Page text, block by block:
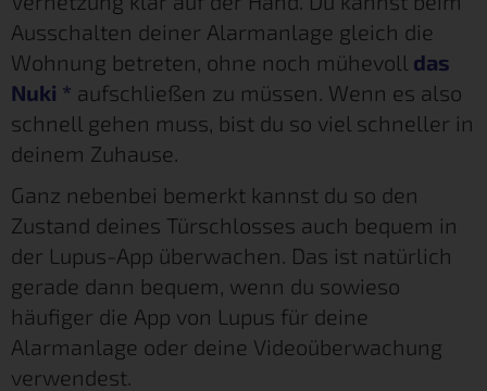
Ausschalten deiner Alarmanlage gleich die
Wohnung betreten, ohne noch mühevoll das
Nuki * aufschließen zu müssen. Wenn es also
schnell gehen muss, bist du so viel schneller in
deinem Zuhause.
Ganz nebenbei bemerkt kannst du so den
Zustand deines Türschlosses auch bequem in
der Lupus-App überwachen. Das ist natürlich
gerade dann bequem, wenn du sowieso
häufiger die App von Lupus für deine
Alarmanlage oder deine Videoüberwachung
verwendest.